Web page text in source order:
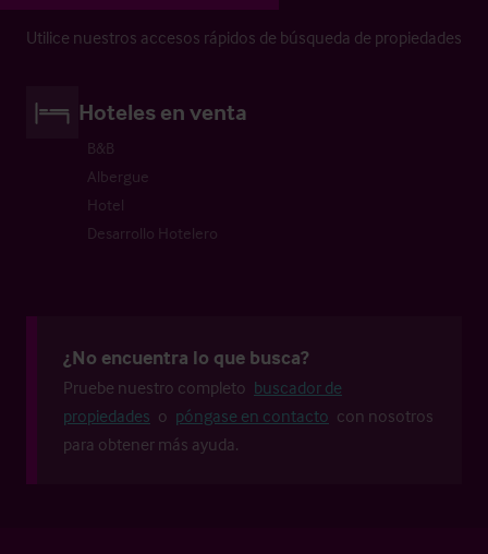
Utilice nuestros accesos rápidos de búsqueda de propiedades
Hoteles en venta
B&B
Albergue
Hotel
Desarrollo Hotelero
¿No encuentra lo que busca?
Pruebe nuestro completo buscador de
propiedades o póngase en contacto con nosotros
para obtener más ayuda.